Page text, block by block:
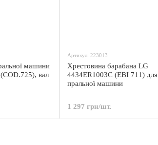
машини
вал
Артикул: 223013
Хрестовина барабана LG
4434ER1003C (EBI 711) для
пральної машини
1 297 грн/шт.